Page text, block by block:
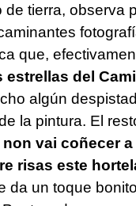
de tierra, observa
que,
estrellas del
algún
la pintura. El
non vai coñecer
risas este
da un toque